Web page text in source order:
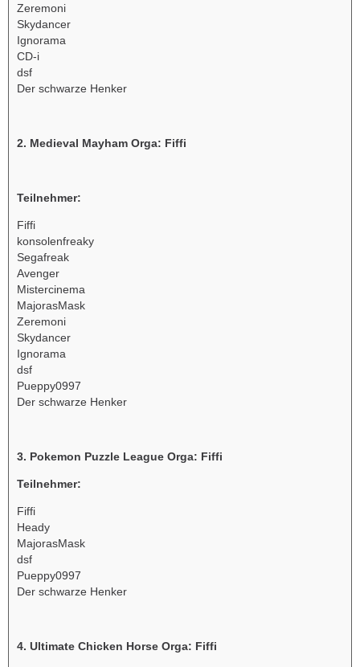
Zeremoni
Skydancer
Ignorama
CD-i
dsf
Der schwarze Henker
2. Medieval Mayham Orga: Fiffi
Teilnehmer:
Fiffi
konsolenfreaky
Segafreak
Avenger
Mistercinema
MajorasMask
Zeremoni
Skydancer
Ignorama
dsf
Pueppy0997
Der schwarze Henker
3. Pokemon Puzzle League Orga: Fiffi
Teilnehmer:
Fiffi
Heady
MajorasMask
dsf
Pueppy0997
Der schwarze Henker
4. Ultimate Chicken Horse Orga: Fiffi